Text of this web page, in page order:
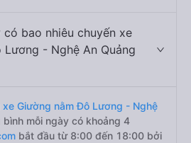
có bao nhiêu chuyến xe
- Nghệ An Quảng
xe Giường nằm Đô Lương - Nghệ
bình mỗi ngày có khoảng 4
bắt đầu từ 8:00 đến 18:00 bởi